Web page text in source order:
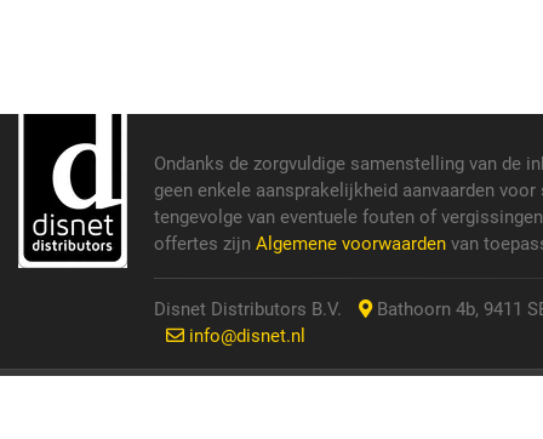
Ondanks de zorgvuldige samenstelling van de
geen enkele aansprakelijkheid aanvaarden
tengevolge van eventuele fouten of
offertes zijn Algemene voorwaarden van
Disnet Distributors B.V.
Bathoorn 4b, 9411
info@disnet.nl